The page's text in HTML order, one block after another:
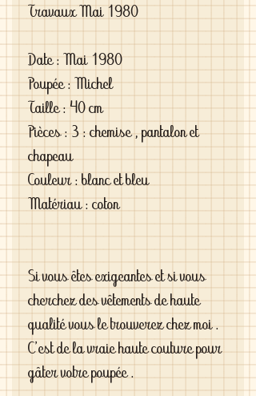
Travaux Mai 1980
Date : Mai 1980
Poupée : Michel
Taille : 40 cm
Pièces : 3 : chemise , pantalon et
chapeau
Couleur : blanc et bleu
Matériau : coton
Si vous êtes exigeantes et si vous
cherchez des vêtements de haute
qualité vous le trouverez chez moi .
C'est de la vraie haute couture pour
gâter votre poupée .